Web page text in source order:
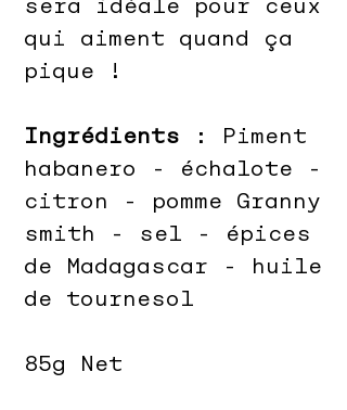
sera idéale pour ceux
qui aiment quand ça
pique !
Ingrédients : Piment
habanero - échalote -
citron - pomme Granny
smith - sel - épices
de Madagascar - huile
de tournesol
85g Net